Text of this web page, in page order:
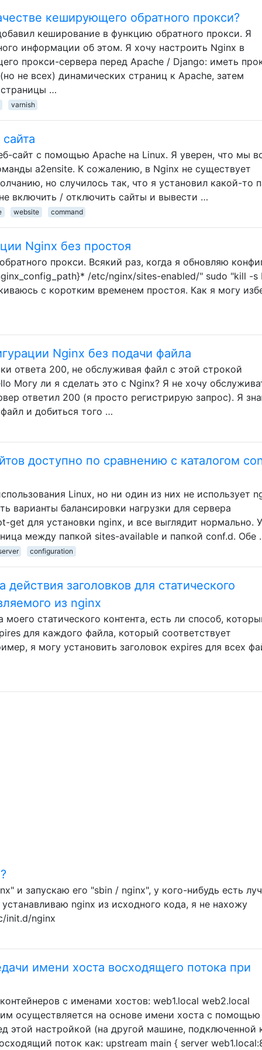
кеширующего обратного прокси?
кеширование в функцию обратного прокси. Я
информации об этом. Я хочу настроить Nginx в
прокси-сервера перед Apache / Django: иметь
не всех) динамических страниц к Apache, затем
…
varnish
сайт с помощью Apache на Linux. Я уверен, что мы
a2ensite. К сожалению, в Nginx не существует
но случилось так, что я установил какой-то
включить / отключить сайты и вывести …
website command
Nginx без простоя
прокси. Всякий раз, когда я обновляю
/etc/nginx/sites-enabled/" sudo "kill -s
с коротким временем простоя. Как я могу
Nginx без подачи файла
ответа 200, не обслуживая файл с этой строкой
Могу ли я сделать это с Nginx? Я не хочу
ответил 200 (я просто регистрирую запрос). Я
и добиться того …
доступно по сравнению с каталогом
Linux, но ни один из них не использует
варианты балансировки нагрузки для сервера
get для установки nginx, и все выглядит нормально.
между папкой sites-available и папкой conf.d. Обе
configuration
заголовков для статического
из nginx
статического контента, есть ли способ,
для каждого файла, который соответствует
я могу установить заголовок expires для всех
и запускаю его "sbin / nginx", у кого-нибудь есть
устанавливаю nginx из исходного кода, я не нахожу
init.d/nginx
имени хоста восходящего потока при
с именами хостов: web1.local web2.local
осуществляется на основе имени хоста с помощью
этой настройкой (на другой машине, подключенной
поток как: upstream main { server